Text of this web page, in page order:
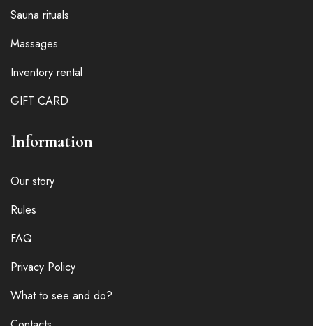
Sauna rituals
Massages
Inventory rental
GIFT CARD
Information
Our story
Rules
FAQ
Privacy Policy
What to see and do?